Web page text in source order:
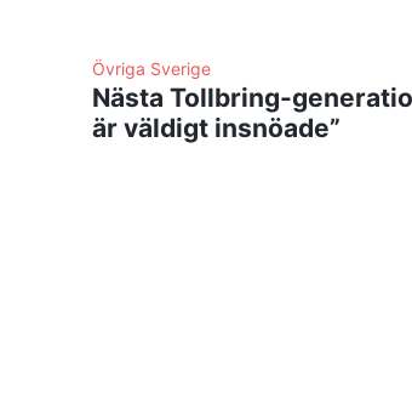
Övriga Sverige
Nästa Tollbring-
är väldigt insnöade”